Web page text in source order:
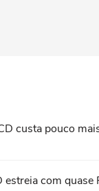
custa pouco
estreia com